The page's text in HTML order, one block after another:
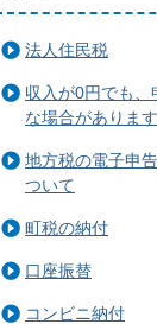
法人住民税
収入が0円でも、
な場合があります
地方税の電子申
ついて
町税の納付
口座振替
コンビニ納付